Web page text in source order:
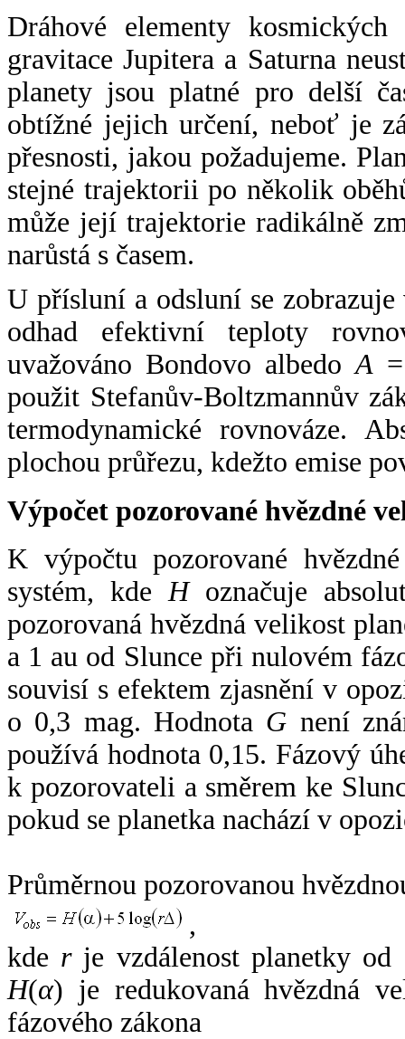
Dráhové elementy
gravitace Jupitera a Saturna
planety jsou platné pro delší
obtížné jejich určení, neboť je
přesnosti, jakou požadujeme.
stejné trajektorii po několik
může její trajektorie radikálně
narůstá s časem.
U přísluní a odsluní se
odhad efektivní teploty
uvažováno Bondovo albedoA
použit Stefanův-Boltzmannův
termodynamické rovnováze.
plochou průřezu, kdežto emise
Výpočet pozorované hvězdné
K výpočtu pozorované
systém, kde Hoznačuje
pozorovaná hvězdná velikost
a 1 au od Slunce při nulovém
souvisí s efektem zjasnění v
o 0,3 mag. Hodnota G není
používá hodnota 0,15. Fázový
k pozorovateli a směrem ke
pokud se planetka nachází v
Průměrnou pozorovanou
,
kde rje vzdálenost planetky od
H(α) je redukovaná hvězdná
fázového zákona